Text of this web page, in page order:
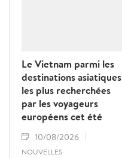
Le Vietnam parmi les
destinations asiatiques
les plus recherchées
par les voyageurs
européens cet été
10/08/2026
NOUVELLES